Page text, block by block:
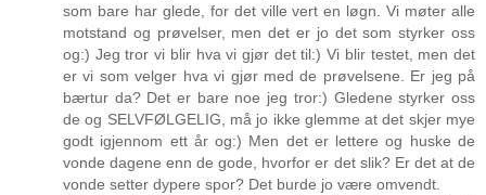
som bare har glede, for det ville vert en løgn. Vi møter alle
motstand og prøvelser, men det er jo det som styrker oss
og:) Jeg tror vi blir hva vi gjør det til:) Vi blir testet, men det
er vi som velger hva vi gjør med de prøvelsene. Er jeg på
bærtur da? Det er bare noe jeg tror:) Gledene styrker oss
de og SELVFØLGELIG, må jo ikke glemme at det skjer mye
godt igjennom ett år og:) Men det er lettere og huske de
vonde dagene enn de gode, hvorfor er det slik? Er det at de
vonde setter dypere spor? Det burde jo være omvendt.